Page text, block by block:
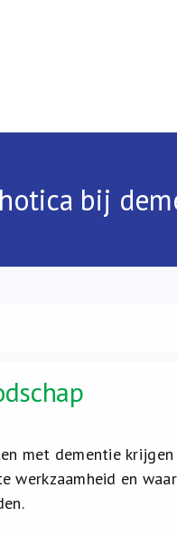
bij
met dementie
werkzaamheid en